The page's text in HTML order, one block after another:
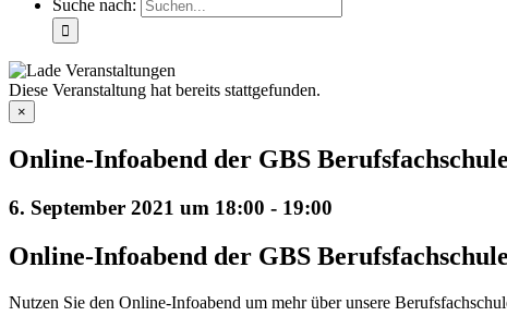
Suche nach:
Diese Veranstaltung hat bereits stattgefunden.
×
Online-Infoabend der GBS
6. September 2021 um 18:00 - 19:00
Online-Infoabend der GBS
Nutzen Sie den Online-Infoabend um mehr über unsere